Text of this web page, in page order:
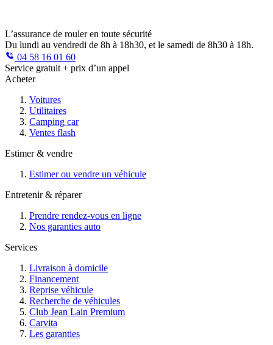
L’assurance de rouler en toute sécurité
Du lundi au vendredi de 8h à 18h30, et le samedi de 8h30 à 18h.
04 58 16 01 60
Service gratuit + prix d’un appel
Acheter
Voitures
Utilitaires
Camping car
Ventes flash
Estimer & vendre
Estimer ou vendre un véhicule
Entretenir & réparer
Prendre rendez-vous en ligne
Nos garanties auto
Services
Livraison à domicile
Financement
Reprise véhicule
Recherche de véhicules
Club Jean Lain Premium
Carvita
Les garanties